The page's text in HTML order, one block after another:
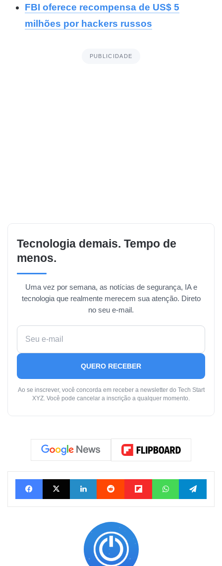
FBI oferece recompensa de US$ 5
milhões por hackers russos
PUBLICIDADE
Tecnologia demais. Tempo de
menos.
Uma vez por semana, as notícias de segurança, IA e
tecnologia que realmente merecem sua atenção. Direto
no seu e-mail.
QUERO RECEBER
Ao se inscrever, você concorda em receber a newsletter do Tech Start
XYZ. Você pode cancelar a inscrição a qualquer momento.
Facebook X Linkedin Reddit Flipboard WhatsApp